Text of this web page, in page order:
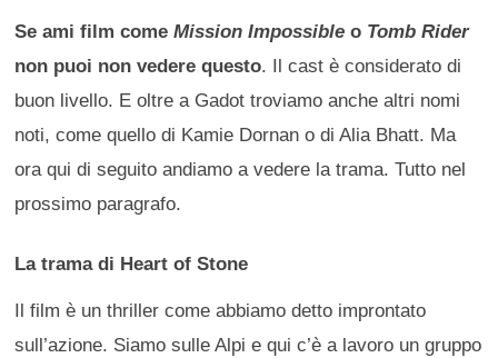
Se ami film comeMission Impossible o Tomb Rider
non puoi non vedere questo. Il cast è considerato di
buon livello. E oltre a Gadot troviamo anche altri nomi
noti, come quello di Kamie Dornan o di Alia Bhatt. Ma
ora qui di seguito andiamo a vedere la trama. Tutto nel
prossimo paragrafo.
La trama di Heart of Stone
Il film è un thriller come abbiamo detto improntato
sull’azione. Siamo sulle Alpi e qui c’è a lavoro un gruppo